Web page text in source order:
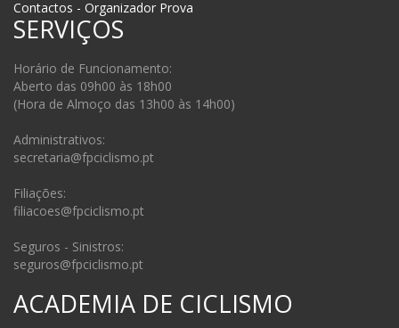
Contactos - Organizador Prova
SERVIÇOS
Horário de Funcionamento:
Aberto das 09h00 às 18h00
(Hora de Almoço das 13h00 às 14h00)
Administrativos:
secretaria@fpciclismo.pt
Filiações:
filiacoes@fpciclismo.pt
Seguros - Sinistros:
seguros@fpciclismo.pt
ACADEMIA DE CICLISMO